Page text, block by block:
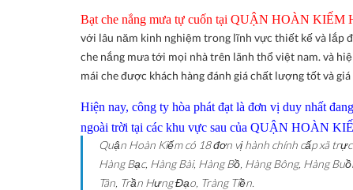
Bạt che nắng mưa tự cuốn tại QUẬN HOÀN KIẾM
với lâu năm kinh nghiệm trong lĩnh vực thiết kế và lắp
che nắng mưa tới mọi nhà trên lãnh thổ việt nam. và
mái che được khách hàng đánh giá chất lượng tốt và
Hiện nay, công ty hòa phát đạt là đơn vị duy nhất
ngoài trời tại các khu vực sau của QUẬN HOÀN
Quận Hoàn Kiếm có 18 đơn vị hành chính cấp xã
Hàng Bạc, Hàng Bài, Hàng Bồ, Hàng Bông, Hàng
Tân, Trần Hưng Đạo, Tràng Tiền.